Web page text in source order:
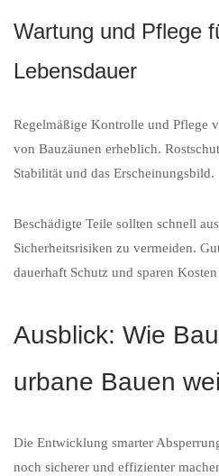
Wartung und Pflege
Lebensdauer
Regelmäßige Kontrolle und Pflege
von Bauzäunen erheblich.
Stabilität und das Erscheinungsbild.
Beschädigte Teile sollten schnell
Sicherheitsrisiken zu vermeiden.
dauerhaft Schutz und sparen
Ausblick: Wie
urbane Bauen
Die Entwicklung smarter
noch sicherer und effizienter